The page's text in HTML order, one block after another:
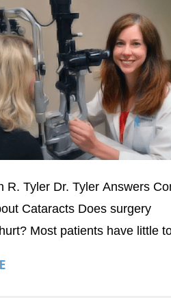
R. Tyler Dr. Tyler Answers
Cataracts Does surgery
Most patients have little